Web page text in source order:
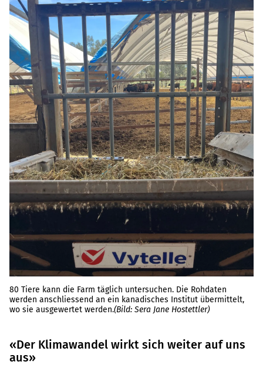
80 Tiere kann die Farm täglich untersuchen. Die Rohdaten
werden anschliessend an ein kanadisches Institut übermittelt,
wo sie ausgewertet werden.(Bild: Sera Jane Hostettler)
«Der Klimawandel wirkt sich weiter auf uns
aus»